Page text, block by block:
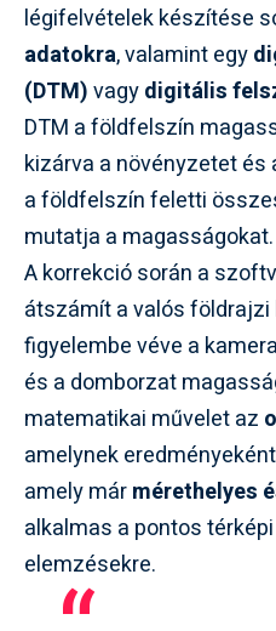
légifelvételek készítése
adatokra, valamint egy
(DTM)vagydigitális
DTM a földfelszín
kizárva a növényzetet és
a földfelszín feletti
mutatja a magasságokat.
A korrekció során a
átszámít a valós földrajzi
figyelembe véve a
és a domborzat
matematikai művelet az
amelynek
amely mármérethelyes
alkalmas a pontos
elemzésekre.